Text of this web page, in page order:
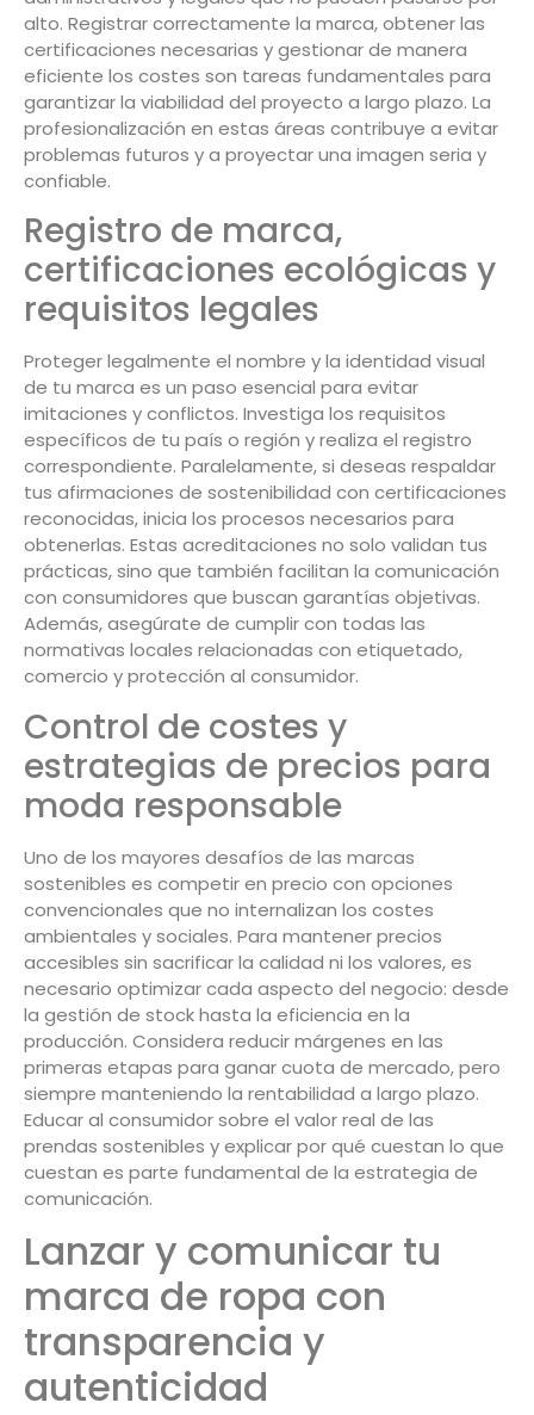
alto. Registrar correctamente la marca, obtener las
certificaciones necesarias y gestionar de manera
eficiente los costes son tareas fundamentales para
garantizar la viabilidad del proyecto a largo plazo. La
profesionalización en estas áreas contribuye a evitar
problemas futuros y a proyectar una imagen seria y
confiable.
Registro de marca,
certificaciones ecológicas y
requisitos legales
Proteger legalmente el nombre y la identidad visual
de tu marca es un paso esencial para evitar
imitaciones y conflictos. Investiga los requisitos
específicos de tu país o región y realiza el registro
correspondiente. Paralelamente, si deseas respaldar
tus afirmaciones de sostenibilidad con certificaciones
reconocidas, inicia los procesos necesarios para
obtenerlas. Estas acreditaciones no solo validan tus
prácticas, sino que también facilitan la comunicación
con consumidores que buscan garantías objetivas.
Además, asegúrate de cumplir con todas las
normativas locales relacionadas con etiquetado,
comercio y protección al consumidor.
Control de costes y
estrategias de precios para
moda responsable
Uno de los mayores desafíos de las marcas
sostenibles es competir en precio con opciones
convencionales que no internalizan los costes
ambientales y sociales. Para mantener precios
accesibles sin sacrificar la calidad ni los valores, es
necesario optimizar cada aspecto del negocio: desde
la gestión de stock hasta la eficiencia en la
producción. Considera reducir márgenes en las
primeras etapas para ganar cuota de mercado, pero
siempre manteniendo la rentabilidad a largo plazo.
Educar al consumidor sobre el valor real de las
prendas sostenibles y explicar por qué cuestan lo que
cuestan es parte fundamental de la estrategia de
comunicación.
Lanzar y comunicar tu
marca de ropa con
transparencia y
autenticidad